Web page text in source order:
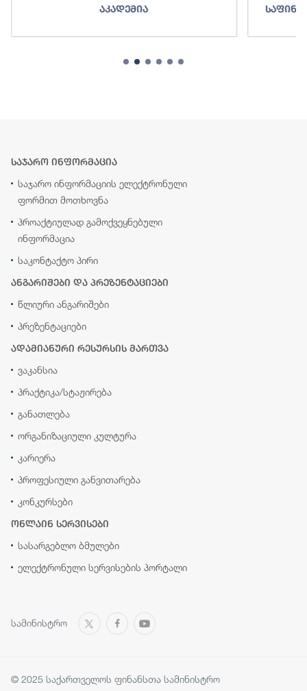
აკადემია
საჯარო ინფორმაცია
საჯარო ინფორმაციის ელექტრონული
ფორმით მოთხოვნა
პროაქტიულად გამოქვეყნებული
ინფორმაცია
საკონტაქტო პირი
ანგარიშები და პრეზენტაციები
წლიური ანგარიშები
პრეზენტაციები
ადამიანური რესურსის მართვა
ვაკანსია
პრაქტიკა/სტაჟირება
განათლება
ორგანიზაციული კულტურა
კარიერა
პროფესიული განვითარება
კონკურსები
ონლაინ სერვისები
სასარგებლო ბმულები
ელექტრონული სერვისების პორტალი
სამინისტრო
© 2025 საქართველოს ფინანსთა სამინისტრო